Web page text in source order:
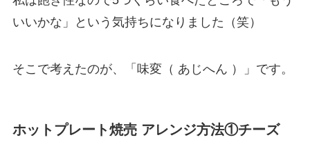
いいかな」という気持ちになりました（笑）
そこで考えたのが、「味変（ あじへん ）」です。
ホットプレート焼売 アレンジ方法①チーズ